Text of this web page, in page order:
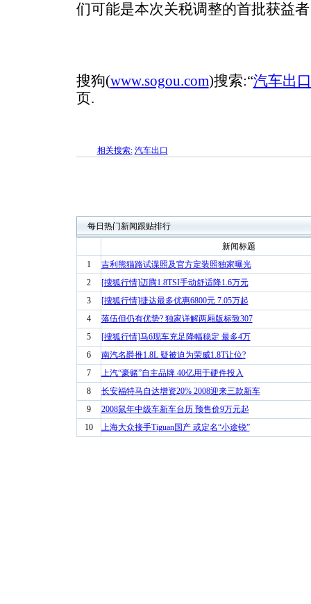
们可能是本次关税调整的首批获益
搜狗(www.sogou.com)搜索:“汽车出口
页.
相关搜索: 汽车出口
每日热门新闻跟贴排行
新闻标题
1
吉利熊猫路试谍照及官方定装照独家曝光
2
[搜狐行情]迈腾1.8TSI手动舒适降1.6万元
3
[搜狐行情]捷达最多优惠6800元 7.05万起
4
落伍但仍有优势? 独家详解两厢版标致307
5
[搜狐行情]马6现车充足降幅稳定 最多4万
6
南汽名爵推1.8L 疑被迫为荣威1.8T让位?
7
上汽“豪赌”自主品牌 40亿用于硬件投入
8
长安福特马自达增资20% 2008迎来三款新车
9
2008鼠年中级车新车台历 预售价9万元起
10
上海大众接手Tiguan国产 或定名“小途锐”